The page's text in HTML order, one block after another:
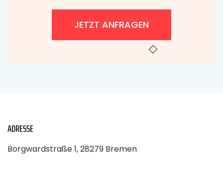
JETZT ANFRAGEN
ADRESSE
Borgwardstraße 1, 28279 Bremen